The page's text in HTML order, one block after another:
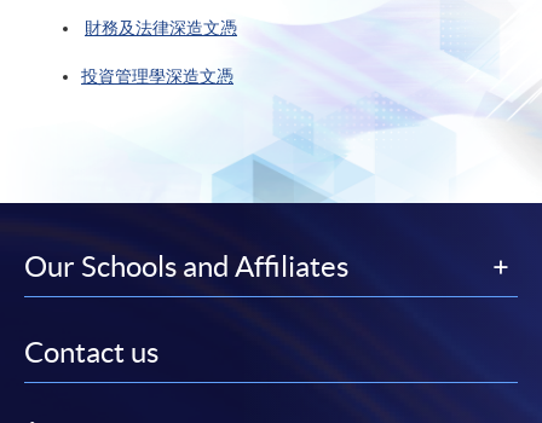
財務及法律深造文憑
投資管理學深造文憑
Our Schools and Affiliates
Contact us